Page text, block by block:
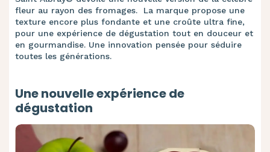
fleur au rayon des fromages. La marque propose une
texture encore plus fondante et une croûte ultra fine,
pour une expérience de dégustation tout en douceur et
en gourmandise. Une innovation pensée pour séduire
toutes les générations.
Une nouvelle expérience de
dégustation